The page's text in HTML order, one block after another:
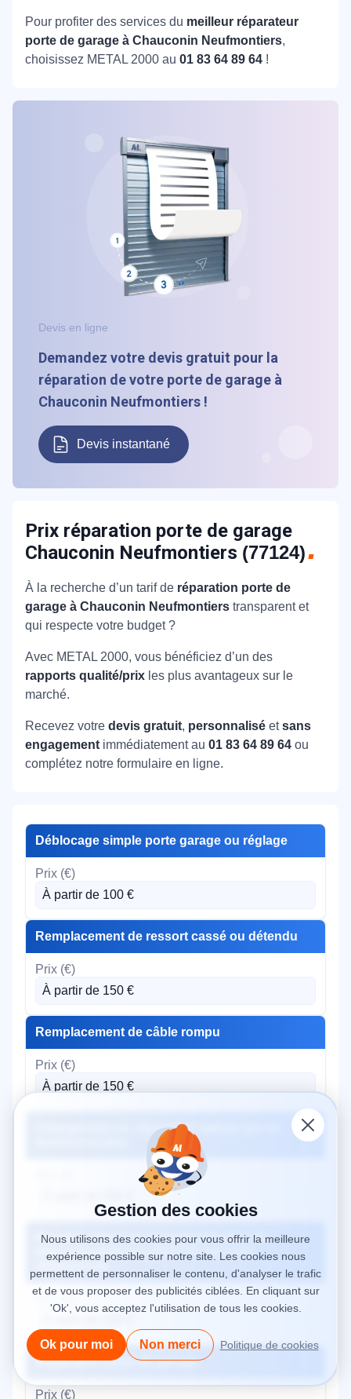
Pour profiter des services du meilleur réparateur
porte de garage à Chauconin Neufmontiers,
choisissez METAL 2000 au 01 83 64 89 64 !
Devis en ligne
Demandez votre devis gratuit pour la
réparation de votre porte de garage à
Chauconin Neufmontiers !
Devis instantané
Prix réparation porte de garage
Chauconin Neufmontiers (77124)
À la recherche d’un tarif de réparation porte de
garage à Chauconin Neufmontiers transparent et
qui respecte votre budget ?
Avec METAL 2000, vous bénéficiez d’un des
rapports qualité/prix les plus avantageux sur le
marché.
Recevez votre devis gratuit, personnalisé etsans
engagement immédiatement au 01 83 64 89 64 ou
complétez notre formulaire en ligne.
Déblocage simple porte garage ou réglage
À partir de 100 €
Remplacement de ressort cassé ou détendu
À partir de 150 €
Remplacement de câble rompu
À partir de 150 €
Changement ou réparation moteur qui ne
Remplacement ou reprogrammation de
télécommande ou cellule de sécurité
défectueuse
Réparation porte de garage
Gestion des cookies
Nous utilisons des cookies pour vous offrir la meilleure
expérience possible sur notre site. Les cookies nous
permettent de personnaliser le contenu, d'analyser le trafic
et de vous proposer des publicités ciblées. En cliquant sur
'Ok', vous acceptez l'utilisation de tous les cookies.
Ok pour moi Non merci Politique de cookies